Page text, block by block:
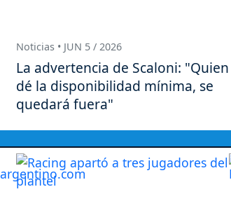
Noticias • JUN 5 / 2026
La advertencia de Scaloni:
dé la disponibilidad mínima, se
quedará fuera"